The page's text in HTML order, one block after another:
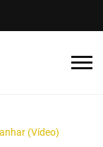
(Vídeo)